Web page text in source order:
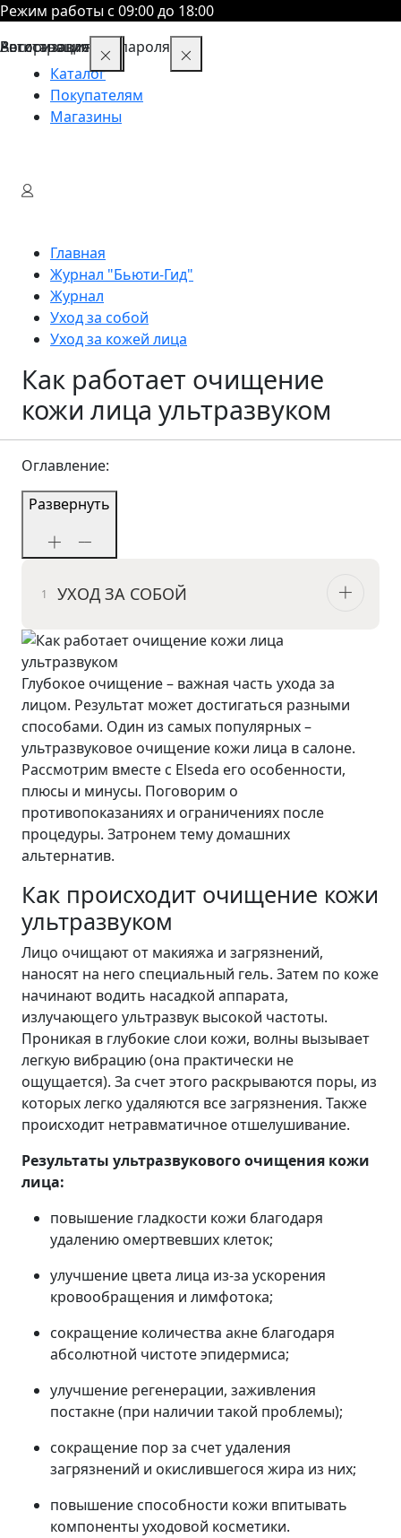
Режим работы с 09:00 до 18:00
Каталог
Покупателям
Магазины
Главная
Журнал "Бьюти-Гид"
Журнал
Уход за собой
Уход за кожей лица
Как работает очищение
кожи лица ультразвуком
Оглавление:
Развернуть
УХОД ЗА СОБОЙ
Глубокое очищение – важная часть ухода за
лицом. Результат может достигаться разными
способами. Один из самых популярных –
ультразвуковое очищение кожи лица в салоне.
Рассмотрим вместе с Elseda его особенности,
плюсы и минусы. Поговорим о
противопоказаниях и ограничениях после
процедуры. Затронем тему домашних
альтернатив.
Как происходит очищение кожи
ультразвуком
Лицо очищают от макияжа и загрязнений,
наносят на него специальный гель. Затем по коже
начинают водить насадкой аппарата,
излучающего ультразвук высокой частоты.
Проникая в глубокие слои кожи, волны вызывает
легкую вибрацию (она практически не
ощущается). За счет этого раскрываются поры, из
которых легко удаляются все загрязнения. Также
происходит нетравматичное отшелушивание.
Результаты ультразвукового очищения кожи
лица:
повышение гладкости кожи благодаря
удалению омертвевших клеток;
улучшение цвета лица из-за ускорения
кровообращения и лимфотока;
сокращение количества акне благодаря
абсолютной чистоте эпидермиса;
улучшение регенерации, заживления
постакне (при наличии такой проблемы);
сокращение пор за счет удаления
загрязнений и окислившегося жира из них;
повышение способности кожи впитывать
компоненты уходовой косметики.
Восстановление пароля
Авторизация
Регистрация